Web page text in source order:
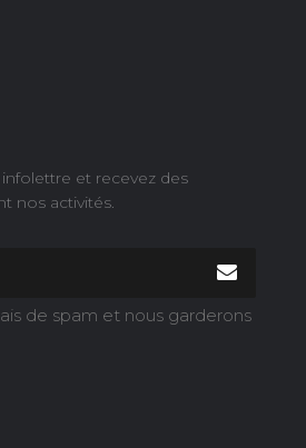
et recevez des
nos activités.
de spam et nous garderons